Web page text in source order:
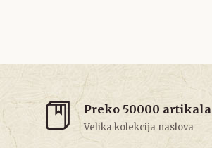
Preko 50000 artikala
Velika kolekcija naslova